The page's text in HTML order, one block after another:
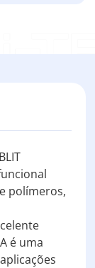
polímeros,
é uma